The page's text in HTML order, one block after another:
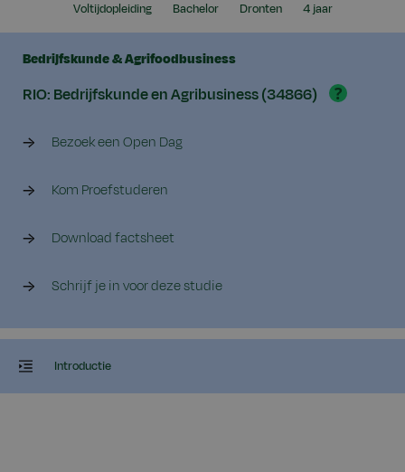
Bedrijfskunde & Agrifoodbusiness
RIO: Bedrijfskunde en Agribusiness (34866) ?
Bezoek een Open Dag
Kom Proefstuderen
Download factsheet
Schrijf je in voor deze studie
zoek
Voltijdopleiding Bachelor Dronten 4 jaar
Introductie